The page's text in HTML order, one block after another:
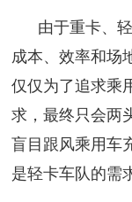
由于重卡、轻
成本、效率和场
仅仅为了追求乘
求，最终只会两
盲目跟风乘用车
是轻卡车队的需